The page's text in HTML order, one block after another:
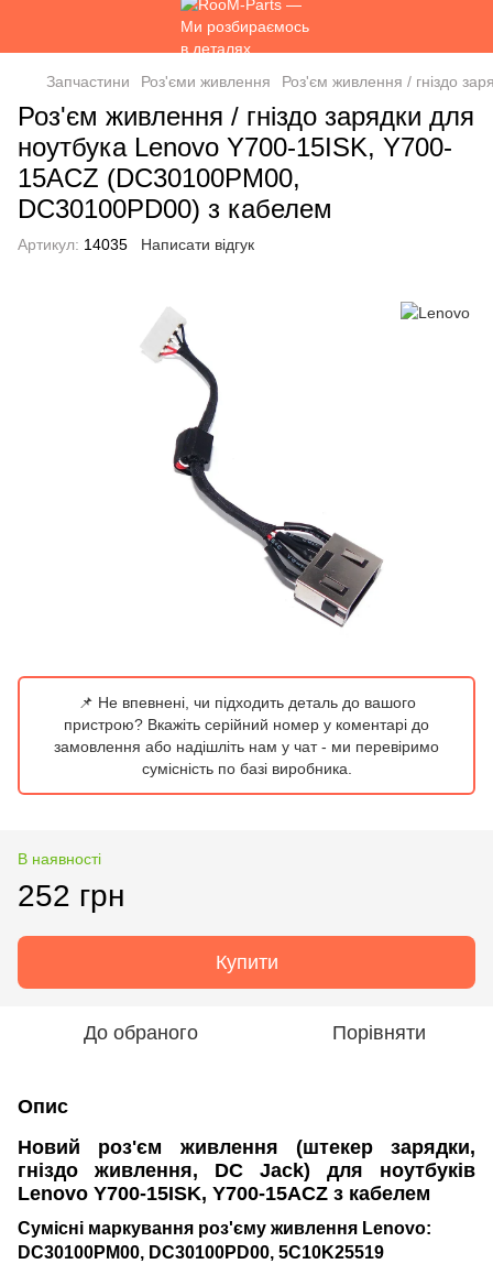
Запчастини Роз'єми живлення Роз'єм живлення / гніздо
Роз'єм живлення / гніздо зарядки для
ноутбука Lenovo Y700-15ISK, Y700-
15ACZ (DC30100PM00,
DC30100PD00) з кабелем
Артикул: 14035 Написати відгук
📌 Не впевнені, чи підходить деталь до вашого
пристрою? Вкажіть серійний номер у коментарі до
замовлення або надішліть нам у чат - ми перевіримо
сумісність по базі виробника.
В наявності
252 грн
Купити
До обраного Порівняти
Опис
Новий роз'єм живлення (штекер зарядки,
гніздо живлення, DC Jack) для ноутбуків
Lenovo Y700-15ISK, Y700-15ACZ з кабелем
Сумісні маркування роз'єму живлення Lenovo:
DC30100PM00, DC30100PD00, 5C10K25519